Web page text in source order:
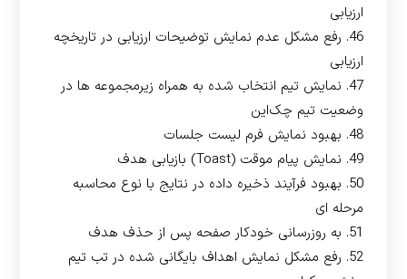
ارزیابی
46. رفع مشکل عدم نمایش توضیحات ارزیابی در تاریخچه
ارزیابی
47. نمایش تیم انتخاب شده به همراه زیرمجموعه ها در
وضعیت تیم چک‌این
48. بهبود نمایش فرم لیست جلسات
49. نمایش پیام موقت (Toast) بازیابی هدف
50. بهبود فرآیند ذخیره داده در نتایج با نوع محاسبه
مرحله ای
51. به روزرسانی خودکار صفحه پس از حذف هدف
52. رفع مشکل نمایش اهداف بایگانی شده در تب تیم